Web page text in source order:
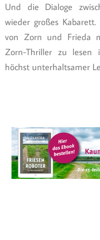
Und die Dialoge
wieder großes
von Zorn und Frieda
Zorn-Thriller zu lesen
höchst unterhaltsamer